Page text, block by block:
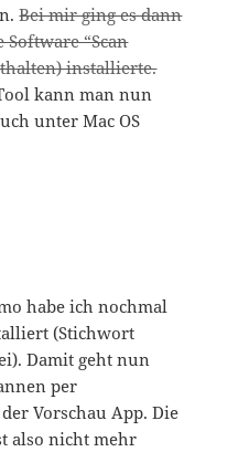
Bei mir ging es dann
“Scan
installierte.
kann man nun
unter Mac OS
habe ich nochmal
(Stichwort
Damit geht nun
per
Vorschau App. Die
also nicht mehr